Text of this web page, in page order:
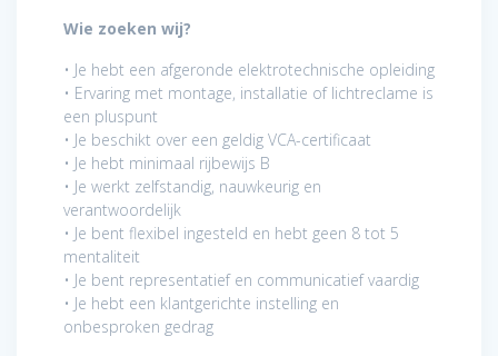
Wie zoeken wij?
• Je hebt een afgeronde elektrotechnische opleiding
• Ervaring met montage, installatie of lichtreclame is
een pluspunt
• Je beschikt over een geldig VCA-certificaat
• Je hebt minimaal rijbewijs B
• Je werkt zelfstandig, nauwkeurig en
verantwoordelijk
• Je bent flexibel ingesteld en hebt geen 8 tot 5
mentaliteit
• Je bent representatief en communicatief vaardig
• Je hebt een klantgerichte instelling en
onbesproken gedrag